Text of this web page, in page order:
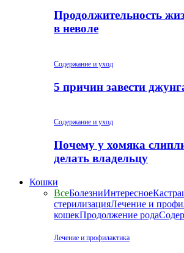
Продолжительность
в неволе
Содержание и уход
5 причин завести
Содержание и уход
Почему у хомяка
делать владельцу
Кошки
ВсеБолезниИнтересное
стерилизацияЛечение и
кошекПродолжение рода
Лечение и профилактика